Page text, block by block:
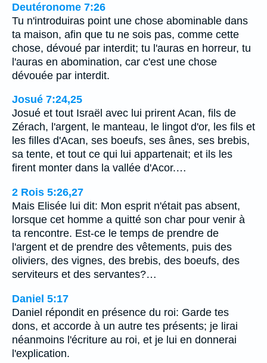
Deutéronome 7:26
Tu n'introduiras point une chose abominable dans
ta maison, afin que tu ne sois pas, comme cette
chose, dévoué par interdit; tu l'auras en horreur, tu
l'auras en abomination, car c'est une chose
dévouée par interdit.
Josué 7:24,25
Josué et tout Israël avec lui prirent Acan, fils de
Zérach, l'argent, le manteau, le lingot d'or, les fils et
les filles d'Acan, ses boeufs, ses ânes, ses brebis,
sa tente, et tout ce qui lui appartenait; et ils les
firent monter dans la vallée d'Acor.…
2 Rois 5:26,27
Mais Elisée lui dit: Mon esprit n'était pas absent,
lorsque cet homme a quitté son char pour venir à
ta rencontre. Est-ce le temps de prendre de
l'argent et de prendre des vêtements, puis des
oliviers, des vignes, des brebis, des boeufs, des
serviteurs et des servantes?…
Daniel 5:17
Daniel répondit en présence du roi: Garde tes
dons, et accorde à un autre tes présents; je lirai
néanmoins l'écriture au roi, et je lui en donnerai
l'explication.